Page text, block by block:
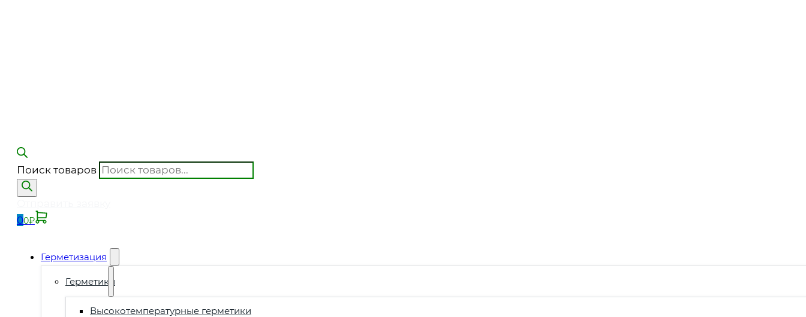
Поиск товаров
00₽
Герметизация
Герметики
Высокотемпературные герметики